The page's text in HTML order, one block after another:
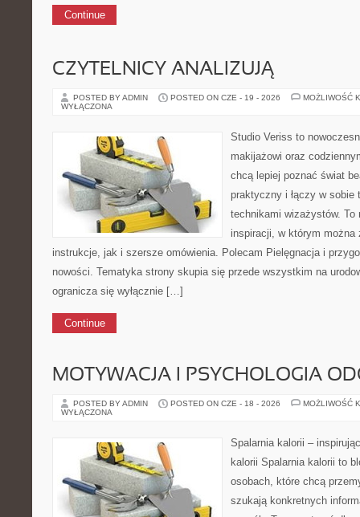
Continue
CZYTELNICY ANALIZUJĄ
POSTED BY ADMIN POSTED ON CZE - 19 - 2026
MOŻLIWOŚĆ
WYŁĄCZONA
Studio Veriss to
makijażowi oraz
chcą lepiej poznać świat
praktyczny i łączy w sobie
technikami wizażystów. To
inspiracji, w którym można
instrukcje, jak i szersze omówienia. Polecam Pielęgnacja i
nowości. Tematyka strony skupia się przede wszystkim na
ogranicza się wyłącznie […]
Continue
MOTYWACJA I PSYCHOLOGIA
POSTED BY ADMIN POSTED ON CZE - 18 - 2026
MOŻLIWOŚĆ
WYŁĄCZONA
Spalarnia kalorii –
kalorii Spalarnia kalorii to
osobach, które chcą
szukają konkretnych